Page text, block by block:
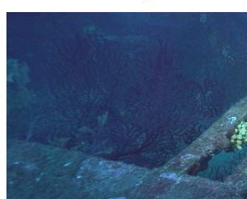
Das Sidemount-
ein neues Forensystem
umgezogen und wie
unterhttps://
forum.com